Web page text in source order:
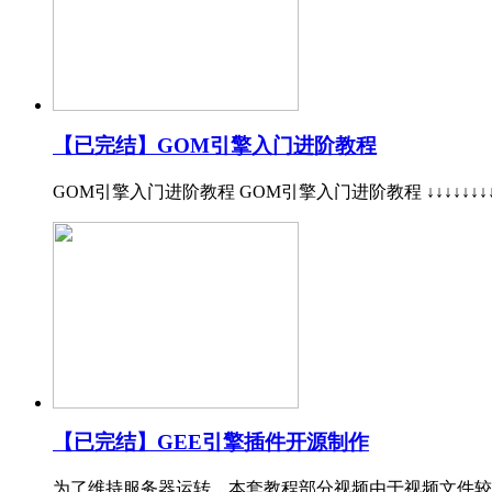
【已完结】GOM引擎入门进阶教程
GOM引擎入门进阶教程 GOM引擎入门进阶教程
【已完结】GEE引擎插件开源制作
为了维持服务器运转，本套教程部分视频由于视频文件